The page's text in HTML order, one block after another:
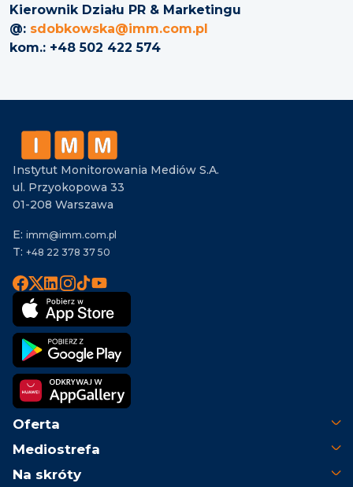
Kierownik Działu PR & Marketingu
@: sdobkowska@imm.com.pl
kom.: +48 502 422 574
Instytut Monitorowania Mediów S.A.
ul. Przyokopowa 33
01-208 Warszawa
E: imm@imm.com.pl
T: +48 22 378 37 50
Oferta
Mediostrefa
Na skróty